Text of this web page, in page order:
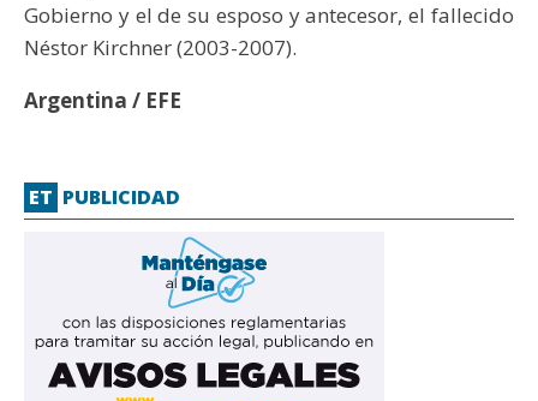
Gobierno y el de su esposo y antecesor, el fallecido
Néstor Kirchner (2003-2007).
Argentina / EFE
ET PUBLICIDAD